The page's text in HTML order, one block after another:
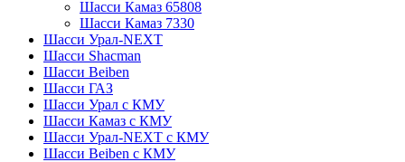
Шасси Камаз 65808
Шасси Камаз 7330
Шасси Урал-NEXT
Шасси Shacman
Шасси Beiben
Шасси ГАЗ
Шасси Урал с КМУ
Шасси Камаз с КМУ
Шасси Урал-NEXT с КМУ
Шасси Beiben с КМУ